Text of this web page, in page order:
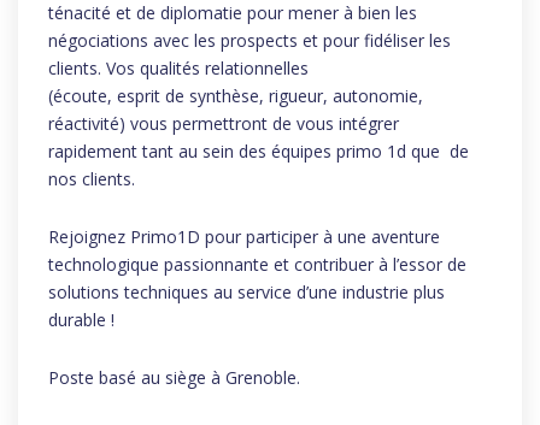
ténacité et de diplomatie pour mener à bien les
négociations avec les prospects et pour fidéliser les
clients. Vos qualités relationnelles
(écoute, esprit de synthèse, rigueur, autonomie,
réactivité) vous permettront de vous intégrer
rapidement tant au sein des équipes primo 1d que de
nos clients.
Rejoignez Primo1D pour participer à une aventure
technologique passionnante et contribuer à l’essor de
solutions techniques au service d’une industrie plus
durable !
Poste basé au siège à Grenoble.